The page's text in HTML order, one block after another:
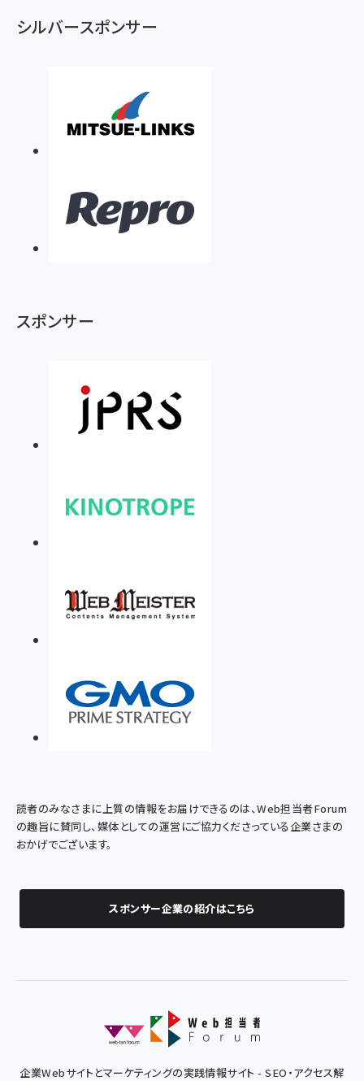
シルバースポンサー
スポンサー
読者のみなさまに上質の情報をお届けできるのは、Web担当者Forum
の趣旨に賛同し、媒体としての運営にご協力くださっている企業さまの
おかげでございます。
スポンサー企業の紹介はこちら
企業Webサイトとマーケティングの実践情報サイト - SEO・アクセス解